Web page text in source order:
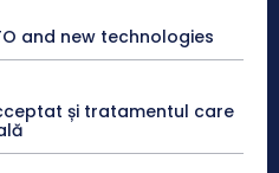
and new technologies
și tratamentul care